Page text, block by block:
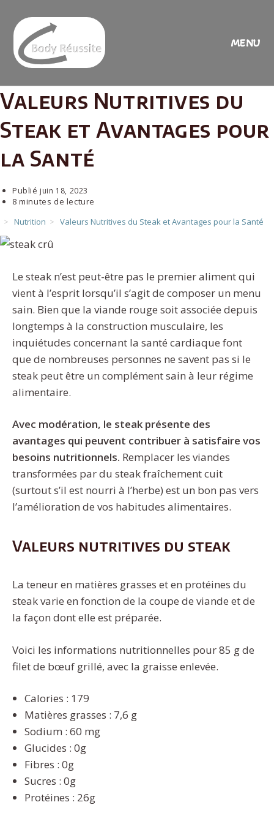
content
MENU
Valeurs Nutritives du
Steak et Avantages pour
la Santé
Publié juin 18, 2023
8 minutes de lecture
>
Nutrition > Valeurs Nutritives du Steak et Avantages pour la Santé
Le steak n’est peut-être pas le premier aliment qui
vient à l’esprit lorsqu’il s’agit de composer un menu
sain. Bien que la viande rouge soit associée depuis
longtemps à la construction musculaire, les
inquiétudes concernant la santé cardiaque font
que de nombreuses personnes ne savent pas si le
steak peut être un complément sain à leur régime
alimentaire.
Avec modération, le steak présente des
avantages qui peuvent contribuer à satisfaire vos
besoins nutritionnels. Remplacer les viandes
transformées par du steak fraîchement cuit
(surtout s’il est nourri à l’herbe) est un bon pas vers
l’amélioration de vos habitudes alimentaires.
Valeurs nutritives du steak
La teneur en matières grasses et en protéines du
steak varie en fonction de la coupe de viande et de
la façon dont elle est préparée.
Voici les informations nutritionnelles pour 85 g de
filet de bœuf grillé, avec la graisse enlevée.
Calories : 179
Matières grasses : 7,6 g
Sodium : 60 mg
Glucides : 0g
Fibres : 0g
Sucres : 0g
Protéines : 26g